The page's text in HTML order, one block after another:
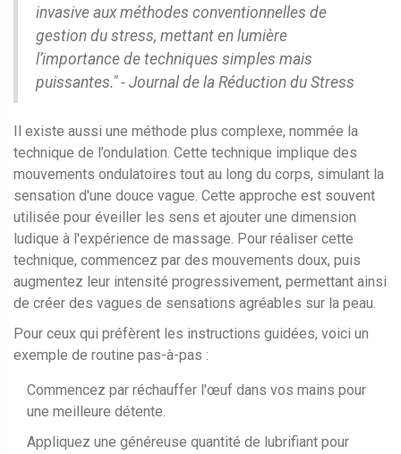
invasive aux méthodes conventionnelles de
gestion du stress, mettant en lumière
l’importance de techniques simples mais
puissantes." - Journal de la Réduction du Stress
Il existe aussi une méthode plus complexe, nommée la
technique de l’ondulation. Cette technique implique des
mouvements ondulatoires tout au long du corps, simulant la
sensation d'une douce vague. Cette approche est souvent
utilisée pour éveiller les sens et ajouter une dimension
ludique à l'expérience de massage. Pour réaliser cette
technique, commencez par des mouvements doux, puis
augmentez leur intensité progressivement, permettant ainsi
de créer des vagues de sensations agréables sur la peau.
Pour ceux qui préfèrent les instructions guidées, voici un
exemple de routine pas-à-pas :
Commencez par réchauffer l'œuf dans vos mains pour
une meilleure détente.
Appliquez une généreuse quantité de lubrifiant pour